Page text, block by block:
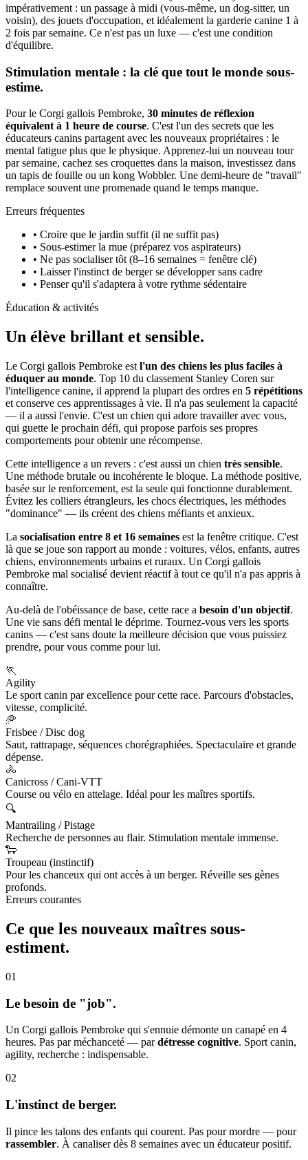
impérativement : un passage à midi (vous-même, un dog-sitter, un
voisin), des jouets d'occupation, et idéalement la garderie canine 1 à
2 fois par semaine. Ce n'est pas un luxe — c'est une condition
d'équilibre.
Stimulation mentale : la clé que tout le monde sous-
estime.
Pour le Corgi gallois Pembroke, 30 minutes de réflexion
équivalent à 1 heure de course. C'est l'un des secrets que les
éducateurs canins partagent avec les nouveaux propriétaires : le
mental fatigue plus que le physique. Apprenez-lui un nouveau tour
par semaine, cachez ses croquettes dans la maison, investissez dans
un tapis de fouille ou un kong Wobbler. Une demi-heure de "travail"
remplace souvent une promenade quand le temps manque.
Erreurs fréquentes
• Croire que le jardin suffit (il ne suffit pas)
• Sous-estimer la mue (préparez vos aspirateurs)
• Ne pas socialiser tôt (8–16 semaines = fenêtre clé)
• Laisser l'instinct de berger se développer sans cadre
• Penser qu'il s'adaptera à votre rythme sédentaire
Éducation & activités
Un élève brillant et sensible.
Le Corgi gallois Pembroke est l'un des chiens les plus faciles à
éduquer au monde. Top 10 du classement Stanley Coren sur
l'intelligence canine, il apprend la plupart des ordres en 5 répétitions
et conserve ces apprentissages à vie. Il n'a pas seulement la capacité
— il a aussi l'envie. C'est un chien qui adore travailler avec vous,
qui guette le prochain défi, qui propose parfois ses propres
comportements pour obtenir une récompense.
Cette intelligence a un revers : c'est aussi un chien très sensible.
Une méthode brutale ou incohérente le bloque. La méthode positive,
basée sur le renforcement, est la seule qui fonctionne durablement.
Évitez les colliers étrangleurs, les chocs électriques, les méthodes
"dominance" — ils créent des chiens méfiants et anxieux.
La socialisation entre 8 et 16 semaines est la fenêtre critique. C'est
là que se joue son rapport au monde : voitures, vélos, enfants, autres
chiens, environnements urbains et ruraux. Un Corgi gallois
Pembroke mal socialisé devient réactif à tout ce qu'il n'a pas appris à
connaître.
Au-delà de l'obéissance de base, cette race a besoin d'un objectif.
Une vie sans défi mental le déprime. Tournez-vous vers les sports
canins — c'est sans doute la meilleure décision que vous puissiez
prendre, pour vous comme pour lui.
🏃
Agility
Le sport canin par excellence pour cette race. Parcours d'obstacles,
vitesse, complicité.
🥏
Frisbee / Disc dog
Saut, rattrapage, séquences chorégraphiées. Spectaculaire et grande
dépense.
🚴
Canicross / Cani-VTT
Course ou vélo en attelage. Idéal pour les maîtres sportifs.
🔍
Mantrailing / Pistage
Recherche de personnes au flair. Stimulation mentale immense.
🐑
Troupeau (instinctif)
Pour les chanceux qui ont accès à un berger. Réveille ses gènes
profonds.
Erreurs courantes
Ce que les nouveaux maîtres sous-
estiment.
01
Le besoin de "job".
Un Corgi gallois Pembroke qui s'ennuie démonte un canapé en 4
heures. Pas par méchanceté — pardétresse cognitive. Sport canin,
agility, recherche : indispensable.
02
L'instinct de berger.
Il pince les talons des enfants qui courent. Pas pour mordre — pour
rassembler. À canaliser dès 8 semaines avec un éducateur positif.